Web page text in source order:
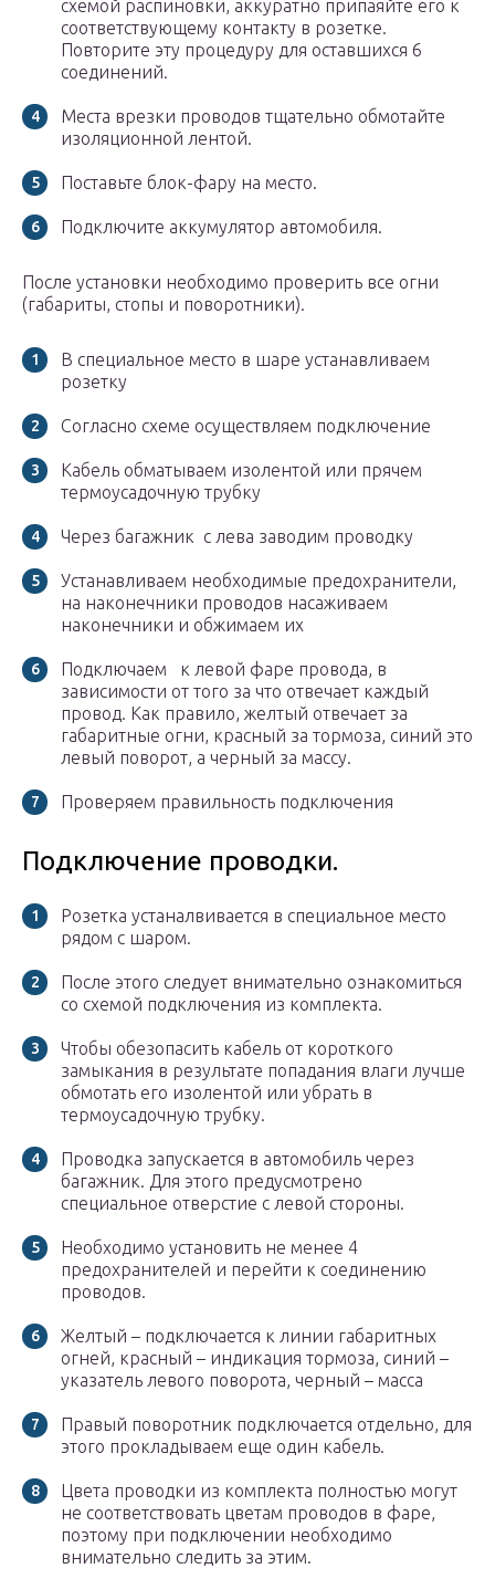
схемой распиновки, аккуратно припаяйте его к
соответствующему контакту в розетке.
Повторите эту процедуру для оставшихся 6
соединений.
Места врезки проводов тщательно обмотайте
изоляционной лентой.
Поставьте блок-фару на место.
Подключите аккумулятор автомобиля.
После установки необходимо проверить все огни
(габариты, стопы и поворотники).
В специальное место в шаре устанавливаем
розетку
Согласно схеме осуществляем подключение
Кабель обматываем изолентой или прячем
термоусадочную трубку
Через багажник с лева заводим проводку
Устанавливаем необходимые предохранители,
на наконечники проводов насаживаем
наконечники и обжимаем их
Подключаем к левой фаре провода, в
зависимости от того за что отвечает каждый
провод. Как правило, желтый отвечает за
габаритные огни, красный за тормоза, синий это
левый поворот, а черный за массу.
Проверяем правильность подключения
Подключение проводки.
Розетка устаналвивается в специальное место
рядом с шаром.
После этого следует внимательно ознакомиться
со схемой подключения из комплекта.
Чтобы обезопасить кабель от короткого
замыкания в результате попадания влаги лучше
обмотать его изолентой или убрать в
термоусадочную трубку.
Проводка запускается в автомобиль через
багажник. Для этого предусмотрено
специальное отверстие с левой стороны.
Необходимо установить не менее 4
предохранителей и перейти к соединению
проводов.
Желтый – подключается к линии габаритных
огней, красный – индикация тормоза, синий –
указатель левого поворота, черный – масса
Правый поворотник подключается отдельно, для
этого прокладываем еще один кабель.
Цвета проводки из комплекта полностью могут
не соответствовать цветам проводов в фаре,
поэтому при подключении необходимо
внимательно следить за этим.